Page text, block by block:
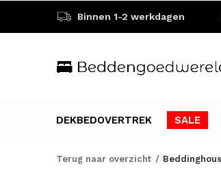
DEKBEDOVERTREK SALE
Binnen 1-2 werkdagen
Terug naar overzicht